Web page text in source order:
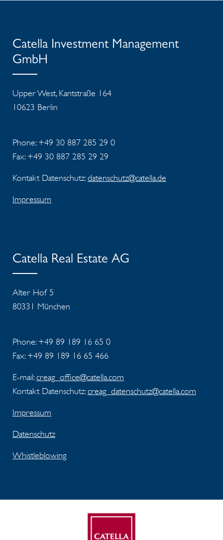
Catella Investment Management
GmbH
Upper West, Kantstraße 164
10623 Berlin
Phone: +49 30 887 285 29 0
Fax: +49 30 887 285 29 29
Kontakt Datenschutz:datenschutz@catella.de
Impressum
Catella Real Estate AG
Alter Hof 5
80331 München
Phone: +49 89 189 16 65 0
Fax: +49 89 189 16 65 466
E-mail:creag_office@catella.com
Kontakt Datenschutz:creag_datenschutz@catella.com
Impressum
Datenschutz
Whistleblowing